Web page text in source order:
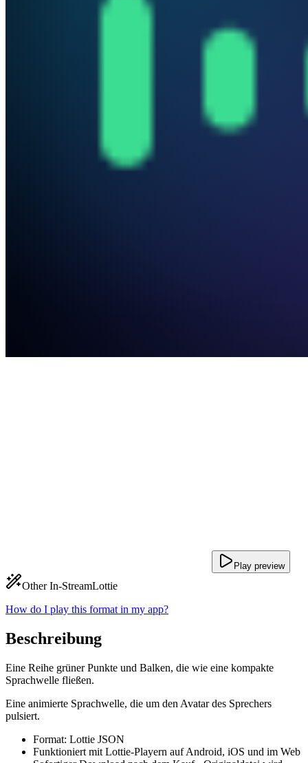
Play preview
Other In-StreamLottie
How do I play this format in my app?
Beschreibung
Eine Reihe grüner Punkte und Balken, die wie eine kompakte
Sprachwelle fließen.
Eine animierte Sprachwelle, die um den Avatar des Sprechers
pulsiert.
Format: Lottie JSON
Funktioniert mit Lottie-Playern auf Android, iOS und im Web